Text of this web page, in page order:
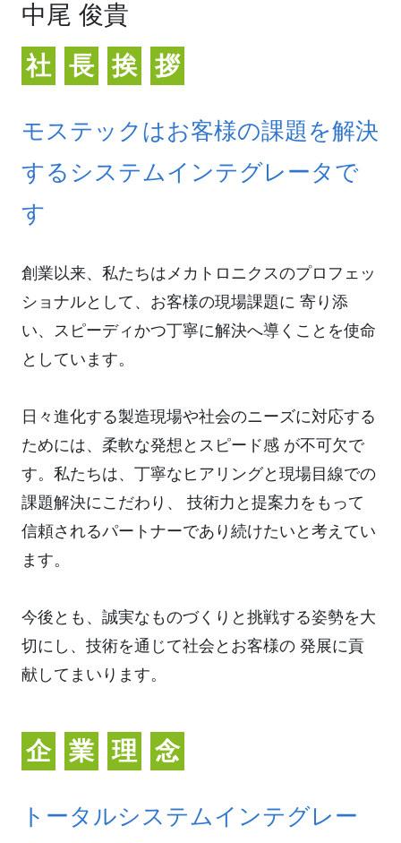
中尾 俊貴
社
長 挨 拶
モステックはお客様の課題を解決
する システムインテグレータで
す
創業以来、私たちはメカトロニクスのプロフェッ
ショナルとして、お客様の現場課題に 寄り添
い、スピーディかつ丁寧に解決へ導くことを使命
としています。
日々進化する製造現場や社会のニーズに対応する
ためには、柔軟な発想とスピード感 が不可欠で
す。私たちは、丁寧なヒアリングと現場目線での
課題解決にこだわり、 技術力と提案力をもって
信頼されるパートナーであり続けたいと考えてい
ます。
今後とも、誠実なものづくりと挑戦する姿勢を大
切にし、技術を通じて社会とお客様の 発展に貢
献してまいります。
企 業 理 念
トータルシステムインテグレー